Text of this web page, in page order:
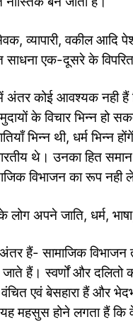
व्यापारी, वकील
एक-दूसरे के
अंतर कोई आवश्यक नही हैं
के विचार भिन्न हो
भिन्न थी, धर्म भिन्न
थे। उनका हित
विभाजन का रूप नही ले
अपने जाति, धर्म,
अंतर हैं- सामाजिक
हैं। स्वर्णों और दलितो
एवं बेसहारा हैं और
यह महसुस होने लगता हैं